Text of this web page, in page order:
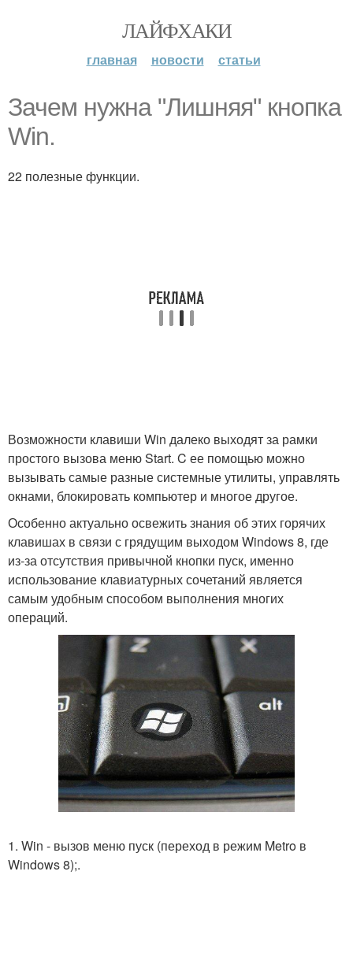
ЛАЙФХАКИ
главная новости статьи
Зачем нужна "Лишняя" кнопка
Win.
22 полезные функции.
Возможности клавиши Win далеко выходят за рамки
простого вызова меню Start. C ее помощью можно
вызывать самые разные системные утилиты, управлять
окнами, блокировать компьютер и многое другое.
Особенно актуально освежить знания об этих горячих
клавишах в связи с грядущим выходом Windows 8, где
из-за отсутствия привычной кнопки пуск, именно
использование клавиатурных сочетаний является
самым удобным способом выполнения многих
операций.
1. Win - вызов меню пуск (переход в режим Metro в
Windows 8);.